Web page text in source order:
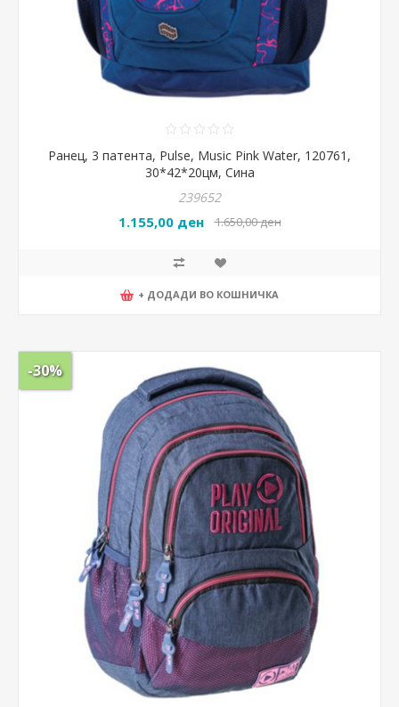
Ранец, 3 патента, Pulse, Music Pink Water, 120761,
30*42*20цм, Сина
239652
1.155,00 ден 1.650,00 ден
+ ДОДАДИ ВО КОШНИЧКА
-30%